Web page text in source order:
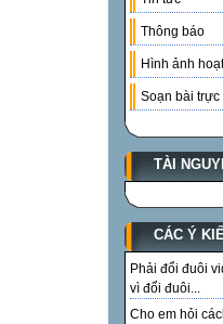
Thông báo
Hình ảnh
Soạn bài trực
TÀI
CÁC Ý
Phải đổi đuôi
vì đổi đuôi...
Cho em hỏi